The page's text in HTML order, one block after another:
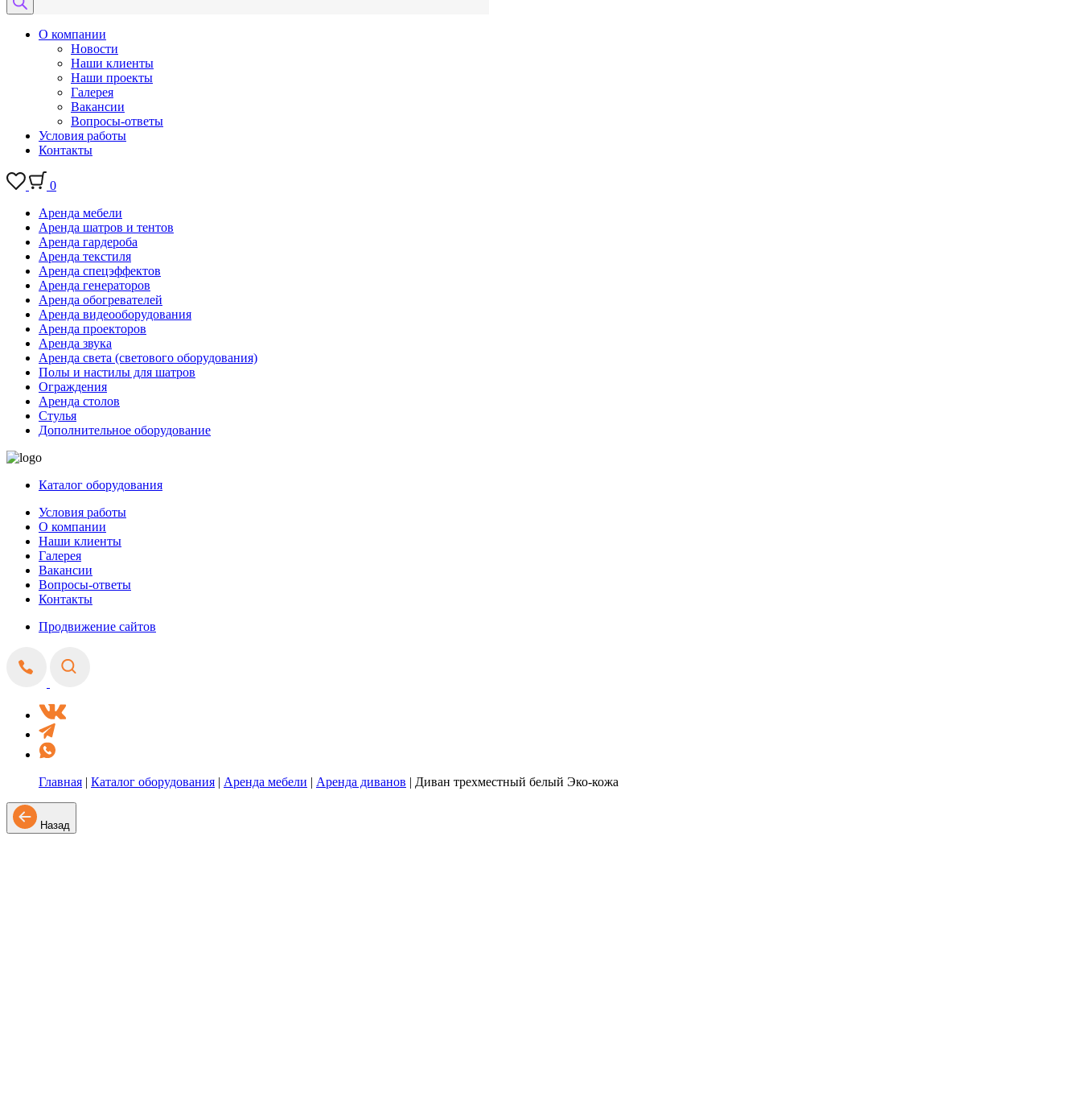
О компании
Новости
Наши клиенты
Наши проекты
Галерея
Вакансии
Вопросы-ответы
Условия работы
Контакты
0
Аренда мебели
Аренда шатров и тентов
Аренда гардероба
Аренда текстиля
Аренда спецэффектов
Аренда генераторов
Аренда обогревателей
Аренда видеооборудования
Аренда проекторов
Аренда звука
Аренда света (светового оборудования)
Полы и настилы для шатров
Ограждения
Аренда столов
Стулья
Дополнительное оборудование
Каталог оборудования
Условия работы
О компании
Наши клиенты
Галерея
Вакансии
Вопросы-ответы
Контакты
Продвижение сайтов
Главная | Каталог оборудования | Аренда мебели | Аренда диванов | Диван трехместный белый Эко-кожа
Назад